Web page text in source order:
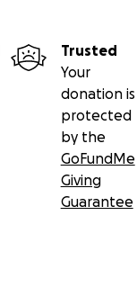
Trusted
Your
donation is
protected
by the
GoFundMe
Giving
Guarantee